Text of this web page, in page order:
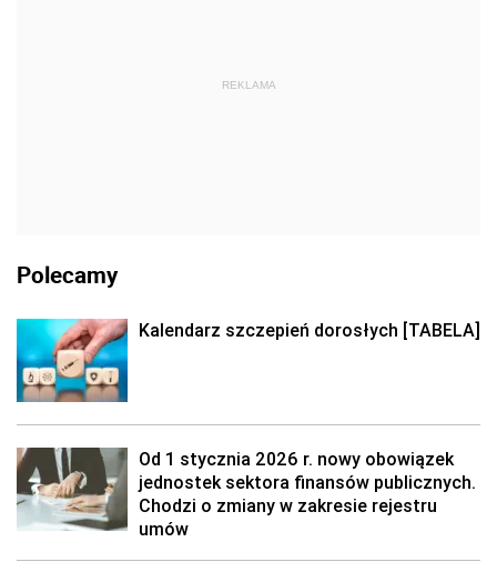
REKLAMA
Polecamy
Kalendarz szczepień dorosłych [TABELA]
Od 1 stycznia 2026 r. nowy obowiązek
jednostek sektora finansów publicznych.
Chodzi o zmiany w zakresie rejestru
umów